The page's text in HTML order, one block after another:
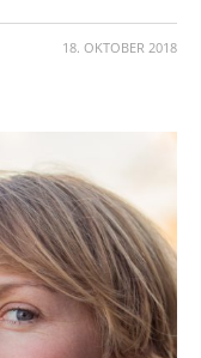
18. OKTOBER 2018